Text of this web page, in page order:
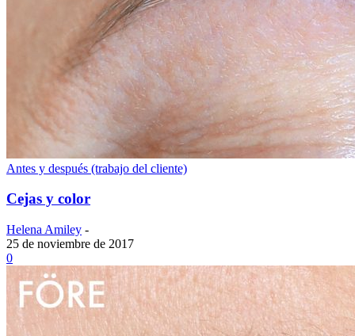
Antes y después (trabajo del cliente)
Cejas y color
Helena Amiley -
25 de noviembre de 2017
0